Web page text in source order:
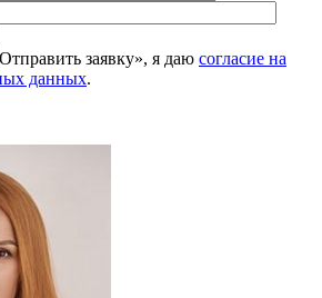
заявку», я даю согласие на
данных.